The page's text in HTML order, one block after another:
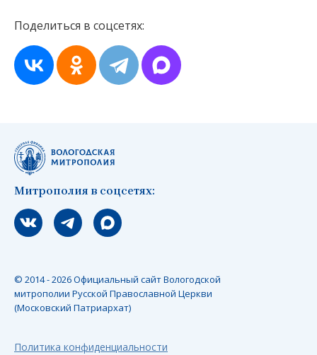
Поделиться в соцсетях:
Митрополия в соцсетях:
Мы вконтакте
Мы в telegram
Мы в Макс
© 2014 - 2026 Официальный сайт Вологодской
митрополии Русской Православной Церкви
(Московский Патриархат)
Политика конфиденциальности